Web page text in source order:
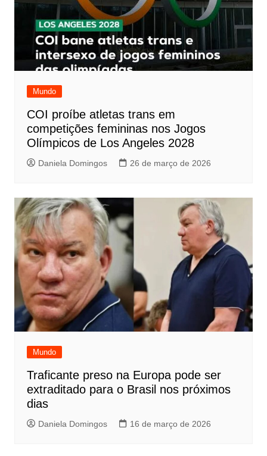
Mundo
COI proíbe atletas trans em
competições femininas nos Jogos
Olímpicos de Los Angeles 2028
Daniela Domingos 26 de março de 2026
Mundo
Traficante preso na Europa pode ser
extraditado para o Brasil nos próximos
dias
Daniela Domingos 16 de março de 2026